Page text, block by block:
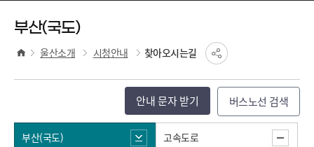
부산(국도)
울산소개 시청안내 찾아오시는길
안내 문자 받기 버스노선 검색
부산(국도) 고속도로